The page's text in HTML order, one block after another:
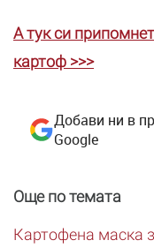
А тук си
картоф >>>
Добави ни в
Google
Още по темата
Картофена маска